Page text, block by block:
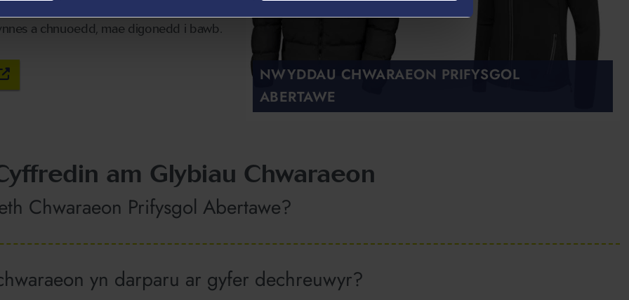
a chnuoedd, mae digonedd i bawb.
NWYDDAU CHWARAEON PRIFYSGOL
ABERTAWE
am Glybiau Chwaraeon
Chwaraeon Prifysgol Abertawe?
yn darparu ar gyfer dechreuwyr?